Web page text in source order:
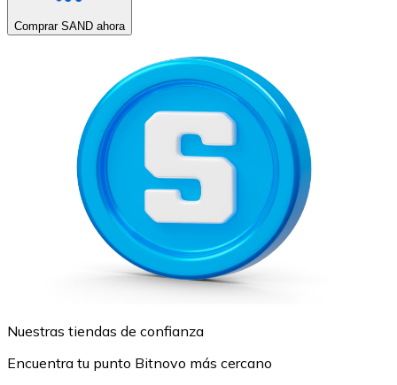
Comprar SAND ahora
Nuestras tiendas de confianza
Encuentra tu punto Bitnovo más cercano